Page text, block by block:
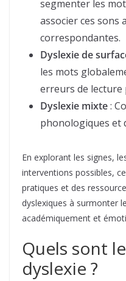
segmenter les
associer ces sons
correspondantes.
Dyslexie de
les mots
erreurs de
Dyslexie mixte:
phonologiques et
En explorant les signes,
interventions possibles,
pratiques et des
dyslexiques à surmonter
académiquement et
Quels sont
dyslexie ?